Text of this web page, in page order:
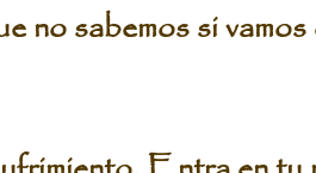
no sabemos si